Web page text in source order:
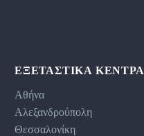
ΕΞΕΤΑΣΤΙΚΆ ΚΕΝΤΡΑ
Αθήνα
Αλεξανδρούπολη
Θεσσαλονίκη